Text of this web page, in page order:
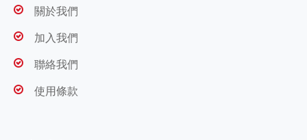
關於我們
加入我們
聯絡我們
使用條款